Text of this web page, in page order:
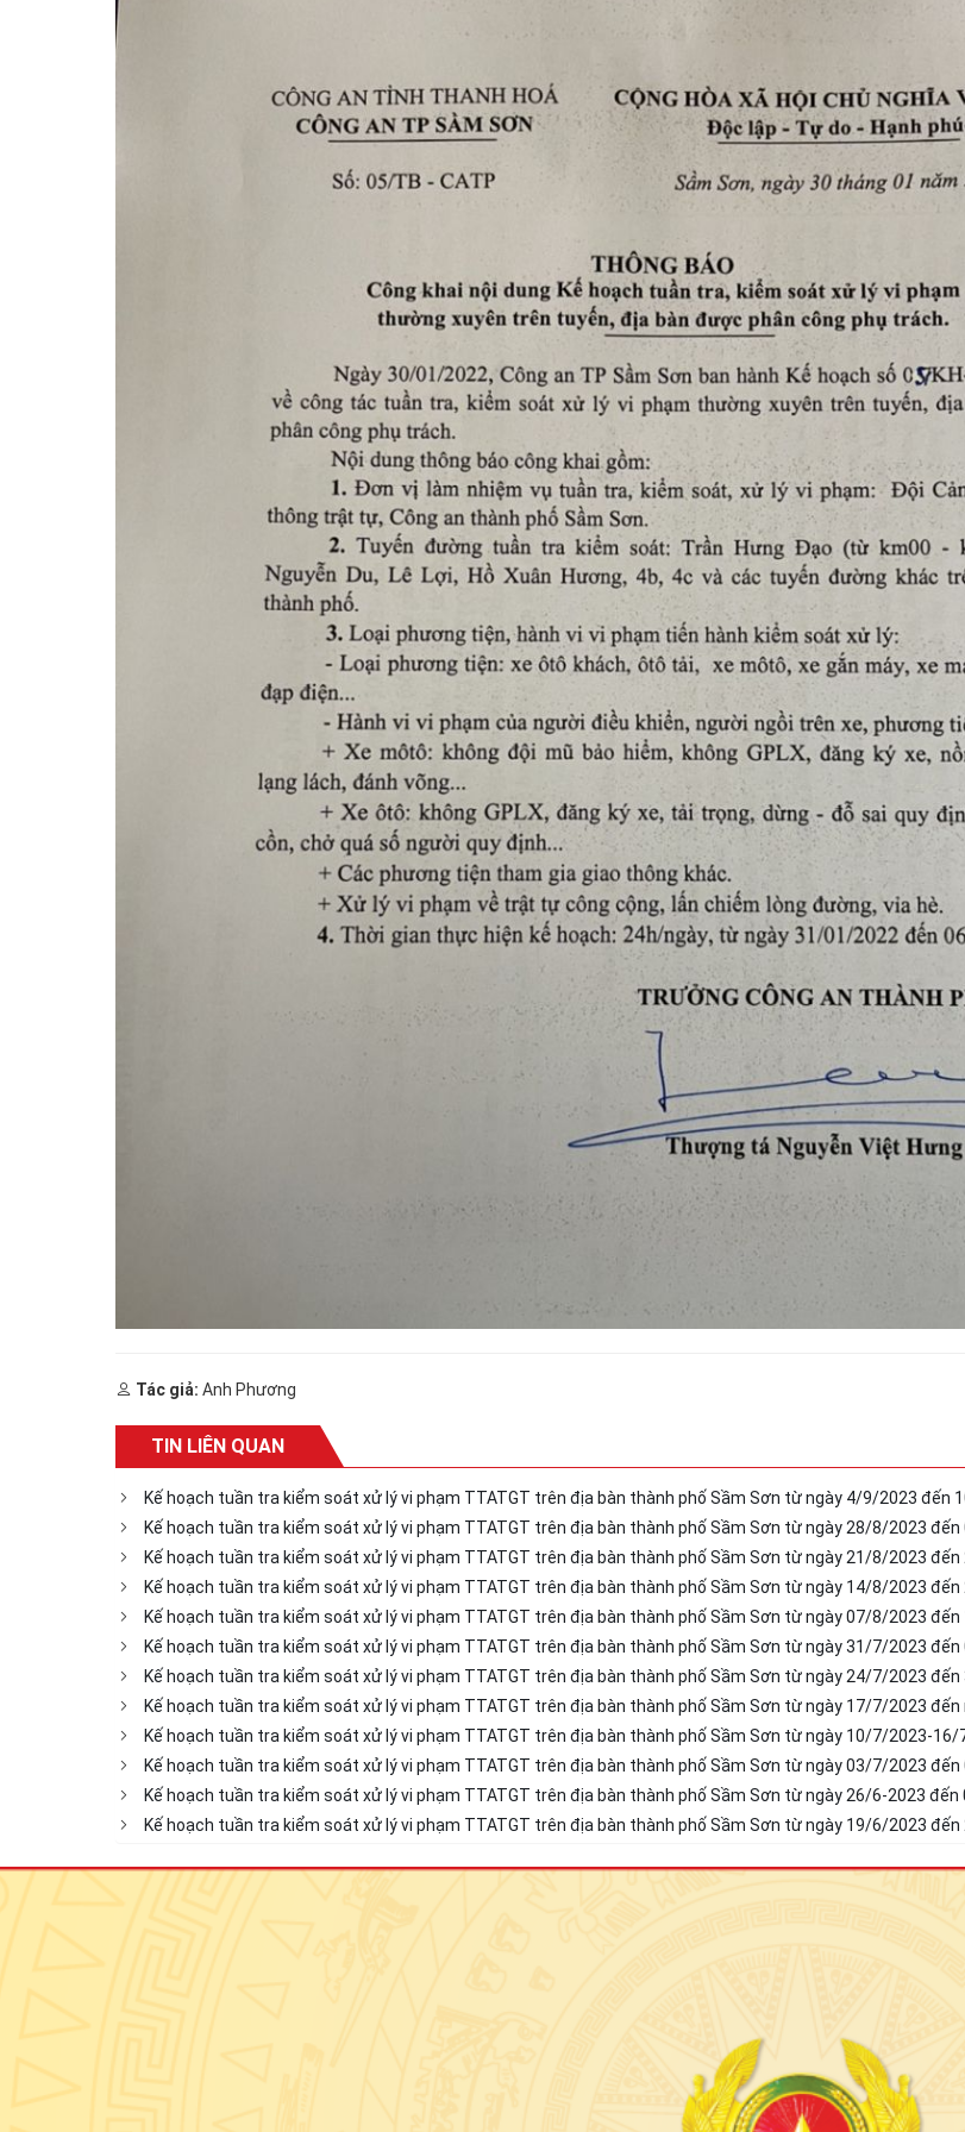
Chế
Tác giả: Anh Phương
TIN LIÊN QUAN
Kế hoạch tuần tra kiểm soát xử lý vi phạm TTATGT trên địa bàn thành phố Sầm Sơn từ ngày 4/9/2023 đến
Kế hoạch tuần tra kiểm soát xử lý vi phạm TTATGT trên địa bàn thành phố Sầm Sơn từ ngày 28/8/2023
Kế hoạch tuần tra kiểm soát xử lý vi phạm TTATGT trên địa bàn thành phố Sầm Sơn từ ngày 21/8/2023
Kế hoạch tuần tra kiểm soát xử lý vi phạm TTATGT trên địa bàn thành phố Sầm Sơn từ ngày 14/8/2023
Kế hoạch tuần tra kiểm soát xử lý vi phạm TTATGT trên địa bàn thành phố Sầm Sơn từ ngày 07/8/2023
Kế hoạch tuần tra kiểm soát xử lý vi phạm TTATGT trên địa bàn thành phố Sầm Sơn từ ngày 31/7/2023
Kế hoạch tuần tra kiểm soát xử lý vi phạm TTATGT trên địa bàn thành phố Sầm Sơn từ ngày 24/7/2023
Kế hoạch tuần tra kiểm soát xử lý vi phạm TTATGT trên địa bàn thành phố Sầm Sơn từ ngày 17/7/2023
Kế hoạch tuần tra kiểm soát xử lý vi phạm TTATGT trên địa bàn thành phố Sầm Sơn từ ngày 10/7/2023-16/
Kế hoạch tuần tra kiểm soát xử lý vi phạm TTATGT trên địa bàn thành phố Sầm Sơn từ ngày 03/7/2023
Kế hoạch tuần tra kiểm soát xử lý vi phạm TTATGT trên địa bàn thành phố Sầm Sơn từ ngày 26/6-2023
Kế hoạch tuần tra kiểm soát xử lý vi phạm TTATGT trên địa bàn thành phố Sầm Sơn từ ngày 19/6/2023